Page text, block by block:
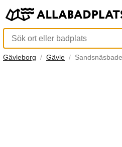
Gävleborg Gävle